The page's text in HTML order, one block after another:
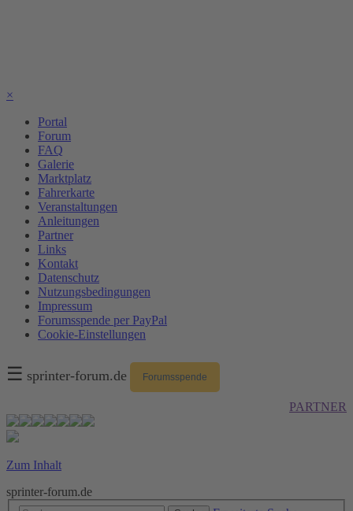
×
Portal
Forum
FAQ
Galerie
Marktplatz
Fahrerkarte
Veranstaltungen
Anleitungen
Partner
Links
Kontakt
Datenschutz
Nutzungsbedingungen
Impressum
Forumsspende per PayPal
Cookie-Einstellungen
☰ sprinter-forum.de Forumsspende
PARTNER
Zum Inhalt
sprinter-forum.de